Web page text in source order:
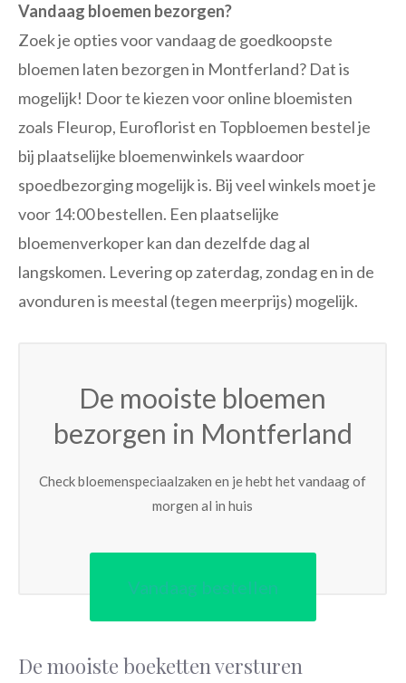
Vandaag bloemen bezorgen?
Zoek je opties voor vandaag de goedkoopste
bloemen laten bezorgen in Montferland? Dat is
mogelijk! Door te kiezen voor online bloemisten
zoals Fleurop, Euroflorist en Topbloemen bestel je
bij plaatselijke bloemenwinkels waardoor
spoedbezorging mogelijk is. Bij veel winkels moet je
voor 14:00 bestellen. Een plaatselijke
bloemenverkoper kan dan dezelfde dag al
langskomen. Levering op zaterdag, zondag en in de
avonduren is meestal (tegen meerprijs) mogelijk.
De mooiste bloemen
bezorgen in Montferland
Check bloemenspeciaalzaken en je hebt het vandaag of
morgen al in huis
Vandaag bestellen
De mooiste boeketten versturen